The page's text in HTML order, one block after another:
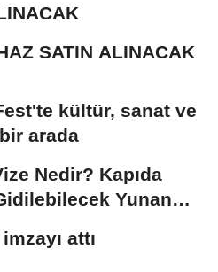
SATIN ALINACAK
kültür, sanat ve
arada
Nedir? Kapıda
Yunan
attı